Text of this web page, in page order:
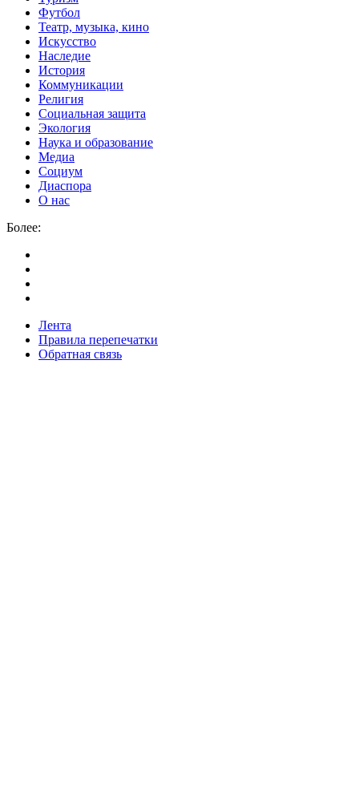
Футбол
Театр, музыка, кино
Искусство
Наследие
История
Коммуникации
Религия
Социальная защита
Экология
Наука и образование
Медиа
Социум
Диаспора
О нас
Более:
Лента
Правила перепечатки
Обратная связь